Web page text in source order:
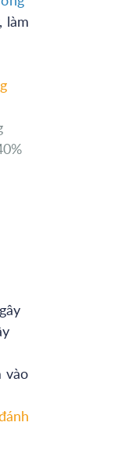
làm
vào